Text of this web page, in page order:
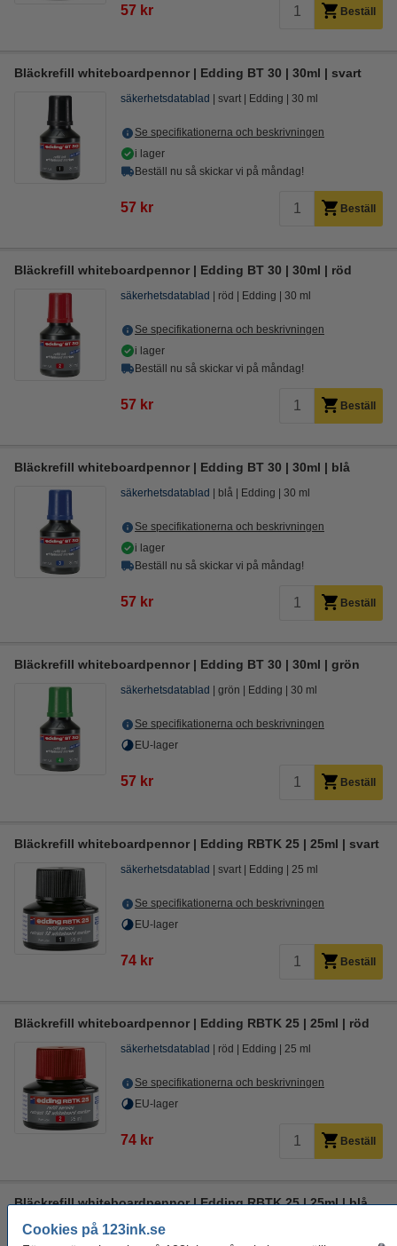
Cookies på 123ink.se
57 kr Beställ
Bläckrefill whiteboardpennor | Edding BT 30 | 30ml | svart
säkerhetsdatablad svart Edding 30 ml
Se specifikationerna och beskrivningen
i lager
Beställ nu så skickar vi på måndag!
57 kr Beställ
Bläckrefill whiteboardpennor | Edding BT 30 | 30ml | röd
säkerhetsdatablad röd Edding 30 ml
Se specifikationerna och beskrivningen
i lager
Beställ nu så skickar vi på måndag!
57 kr Beställ
Bläckrefill whiteboardpennor | Edding BT 30 | 30ml | blå
säkerhetsdatablad blå Edding 30 ml
Se specifikationerna och beskrivningen
i lager
Beställ nu så skickar vi på måndag!
57 kr Beställ
Bläckrefill whiteboardpennor | Edding BT 30 | 30ml | grön
säkerhetsdatablad grön Edding 30 ml
Se specifikationerna och beskrivningen
EU-lager
57 kr Beställ
Bläckrefill whiteboardpennor | Edding RBTK 25 | 25ml | svart
säkerhetsdatablad svart Edding 25 ml
Se specifikationerna och beskrivningen
EU-lager
74 kr Beställ
Bläckrefill whiteboardpennor | Edding RBTK 25 | 25ml | röd
säkerhetsdatablad röd Edding 25 ml
Se specifikationerna och beskrivningen
EU-lager
74 kr Beställ
Bläckrefill whiteboardpennor | Edding RBTK 25 | 25ml | blå
säkerhetsdatablad